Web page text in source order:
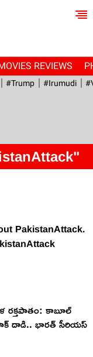
REVIEWS
#Trump #irumudi
PakistanAttack.
రక్తపాతం: కాబూల్
ఆస్పత్రిపై పాక్ దాడి.. భారత్ సీరియస్